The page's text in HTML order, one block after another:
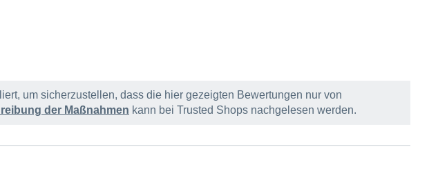
um sicherzustellen, dass die hier gezeigten Bewertungen nur von
der Maßnahmen kann bei Trusted Shops nachgelesen werden.